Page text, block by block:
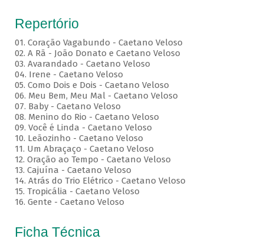
Repertório
01. Coração Vagabundo - Caetano Veloso
02. A Rã - João Donato e Caetano Veloso
03. Avarandado - Caetano Veloso
04. Irene - Caetano Veloso
05. Como Dois e Dois - Caetano Veloso
06. Meu Bem, Meu Mal - Caetano Veloso
07. Baby - Caetano Veloso
08. Menino do Rio - Caetano Veloso
09. Você é Linda - Caetano Veloso
10. Leãozinho - Caetano Veloso
11. Um Abraçaço - Caetano Veloso
12. Oração ao Tempo - Caetano Veloso
13. Cajuína - Caetano Veloso
14. Atrás do Trio Elétrico - Caetano Veloso
15. Tropicália - Caetano Veloso
16. Gente - Caetano Veloso
Ficha Técnica